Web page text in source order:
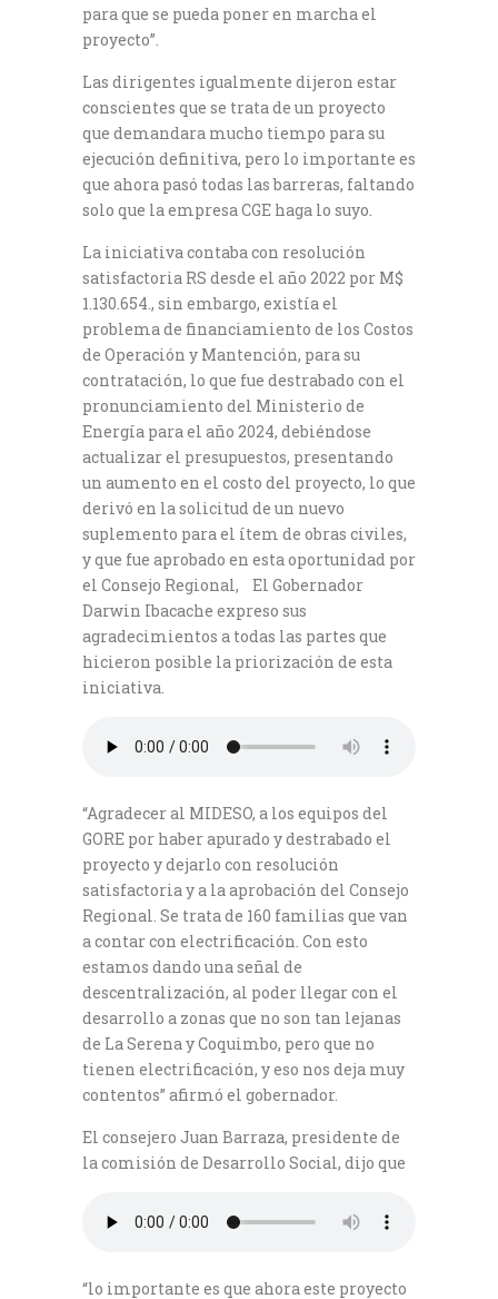
para que se pueda poner en marcha el
proyecto”.
Las dirigentes igualmente dijeron estar
conscientes que se trata de un proyecto
que demandara mucho tiempo para su
ejecución definitiva, pero lo importante es
que ahora pasó todas las barreras, faltando
solo que la empresa CGE haga lo suyo.
La iniciativa contaba con resolución
satisfactoria RS desde el año 2022 por M$
1.130.654., sin embargo, existía el
problema de financiamiento de los Costos
de Operación y Mantención, para su
contratación, lo que fue destrabado con el
pronunciamiento del Ministerio de
Energía para el año 2024, debiéndose
actualizar el presupuestos, presentando
un aumento en el costo del proyecto, lo que
derivó en la solicitud de un nuevo
suplemento para el ítem de obras civiles,
y que fue aprobado en esta oportunidad por
el Consejo Regional, El Gobernador
Darwin Ibacache expreso sus
agradecimientos a todas las partes que
hicieron posible la priorización de esta
iniciativa.
“Agradecer al MIDESO, a los equipos del
GORE por haber apurado y destrabado el
proyecto y dejarlo con resolución
satisfactoria y a la aprobación del Consejo
Regional. Se trata de 160 familias que van
a contar con electrificación. Con esto
estamos dando una señal de
descentralización, al poder llegar con el
desarrollo a zonas que no son tan lejanas
de La Serena y Coquimbo, pero que no
tienen electrificación, y eso nos deja muy
contentos” afirmó el gobernador.
El consejero Juan Barraza, presidente de
la comisión de Desarrollo Social, dijo que
“lo importante es que ahora este proyecto